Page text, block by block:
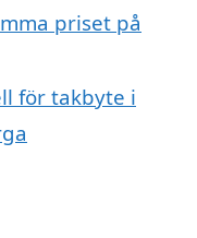
priset på
för takbyte i